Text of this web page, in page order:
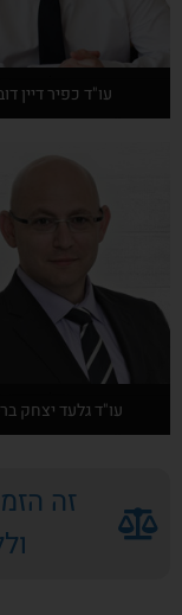
עו"ד כפיר דיין
אודות
עו"ד גלעד יצחק
אודות
זה